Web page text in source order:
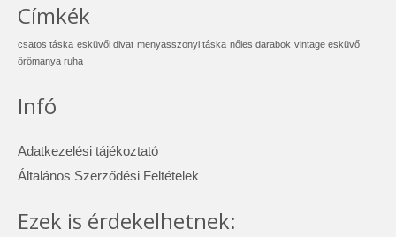
Címkék
csatos táska esküvői divat menyasszonyi táska nőies darabok vintage esküvő
örömanya ruha
Infó
Adatkezelési tájékoztató
Általános Szerződési Feltételek
Ezek is érdekelhetnek: